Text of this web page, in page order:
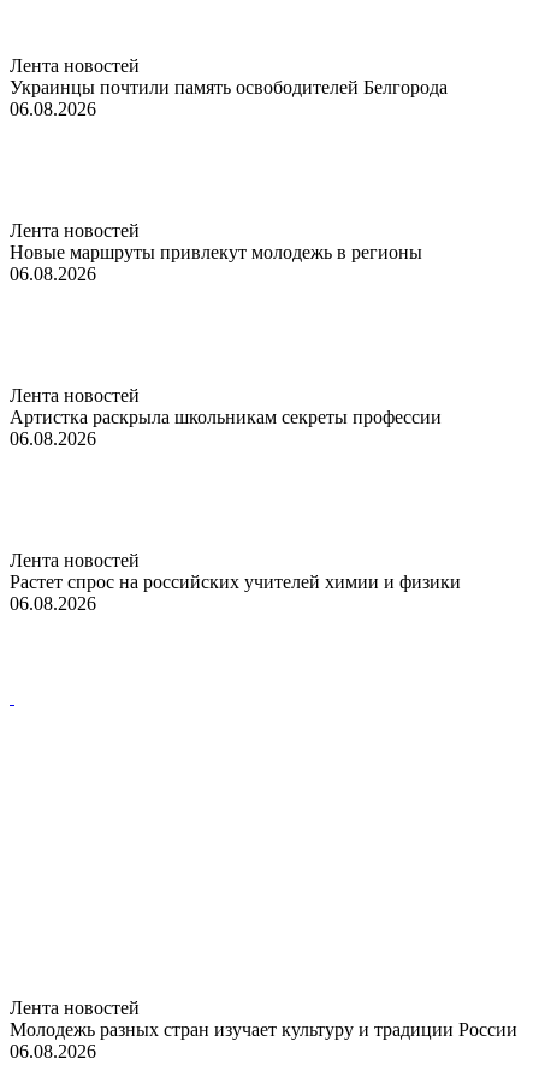
Лента новостей
Украинцы почтили память освободителей Белгорода
06.08.2026
Лента новостей
Новые маршруты привлекут молодежь в регионы
06.08.2026
Лента новостей
Артистка раскрыла школьникам секреты профессии
06.08.2026
Лента новостей
Растет спрос на российских учителей химии и физики
06.08.2026
Лента новостей
Молодежь разных стран изучает культуру и традиции России
06.08.2026